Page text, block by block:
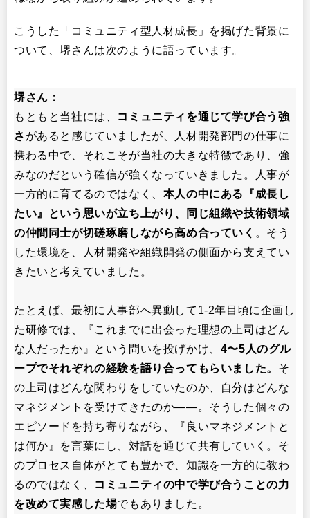
こうした「コミュニティ型人材成長」を掲げた背景に
ついて、堺さんは次のように語っています。
堺さん：
もともと当社には、 コミュニティを通じて学び合う強
さ があると感じていましたが、人材開発部門の仕事に
携わる中で、それこそが当社の大きな特徴であり、強
みなのだという確信が強くなっていきました。人事が
一方的に育てるのではなく、 本人の中にある『成長し
たい』という思いが立ち上がり、同じ組織や技術領域
の仲間同士が切磋琢磨しながら高め合っていく 。そう
した環境を、人材開発や組織開発の側面から支えてい
きたいと考えていました。
たとえば、最初に人事部へ異動して1-2年目頃に企画し
た研修では、『これまでに出会った理想の上司はどん
な人だったか』という問いを投げかけ、 4〜5人のグル
ープでそれぞれの経験を語り合ってもらいました。 そ
の上司はどんな関わりをしていたのか、自分はどんな
マネジメントを受けてきたのか――。そうした個々の
エピソードを持ち寄りながら、『良いマネジメントと
は何か』を言葉にし、対話を通じて共有していく。そ
のプロセス自体がとても豊かで、知識を一方的に教わ
るのではなく、
コミュニティの中で学び合うことの力
を改めて実感した場でもありました。